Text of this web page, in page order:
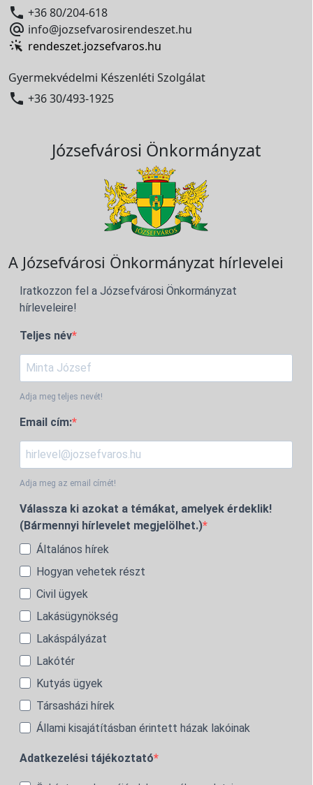
 +36 80/204-618
 info@jozsefvarosirendeszet.hu
rendeszet.jozsefvaros.hu
Gyermekvédelmi Készenléti Szolgálat
 +36 30/493-1925
Józsefvárosi Önkormányzat
A Józsefvárosi Önkormányzat hírlevelei
Iratkozzon fel a Józsefvárosi Önkormányzat
hírleveleire!
Teljes név
Adja meg teljes nevét!
Email cím:
Adja meg az email címét!
Válassza ki azokat a témákat, amelyek érdeklik!
(Bármennyi hírlevelet megjelölhet.)
Általános hírek
Hogyan vehetek részt
Civil ügyek
Lakásügynökség
Lakáspályázat
Lakótér
Kutyás ügyek
Társasházi hírek
Állami kisajátításban érintett házak lakóinak
Adatkezelési tájékoztató